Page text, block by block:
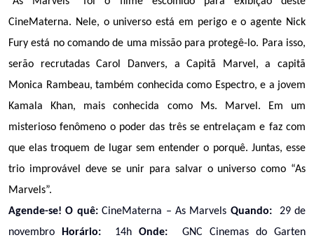
CineMaterna. Nele, o universo está em perigo e o agente Nick
Fury está no comando de uma missão para protegê-lo. Para isso,
serão recrutadas Carol Danvers, a Capitã Marvel, a capitã
Monica Rambeau, também conhecida como Espectro, e a jovem
Kamala Khan, mais conhecida como Ms. Marvel. Em um
misterioso fenômeno o poder das três se entrelaçam e faz com
que elas troquem de lugar sem entender o porquê. Juntas, esse
trio improvável deve se unir para salvar o universo como “As
Marvels”.
Agende-se! O quê:CineMaterna – As Marvels Quando:
29 de
novembro
Horário: 14h Onde:
GNC Cinemas do Garten